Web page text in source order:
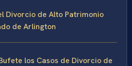
Divorcio de Alto Patrimonio
de Arlington
los Casos de Divorcio de